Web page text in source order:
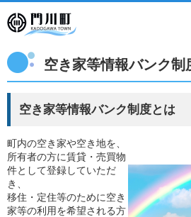
空き家等情報バンク制
空き家等情報バンク制度とは
町内の空き家や空き地を、
所有者の方に賃貸・売買物
件として登録していただ
き、
移住・定住等のために空き
家等の利用を希望される方